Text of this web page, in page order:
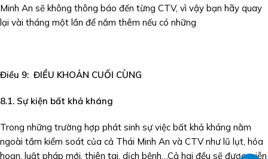
Minh An sẽ không thông báo đến từng CTV, vì vậy bạn hãy quay
lại vài tháng một lần để nắm thêm nếu có những
Điều 9: ĐIỀU KHOẢN CUỐI CÙNG
8.1. Sự kiện bất khả kháng
Trong những trường hợp phát sinh sự việc bất khả kháng nằm
ngoài tầm kiểm soát của cả Thái Minh An và CTV như lũ lụt, hỏa
hoạn, luật pháp mới, thiên tai, dịch bệnh…Cả hai đều sẽ được miễn